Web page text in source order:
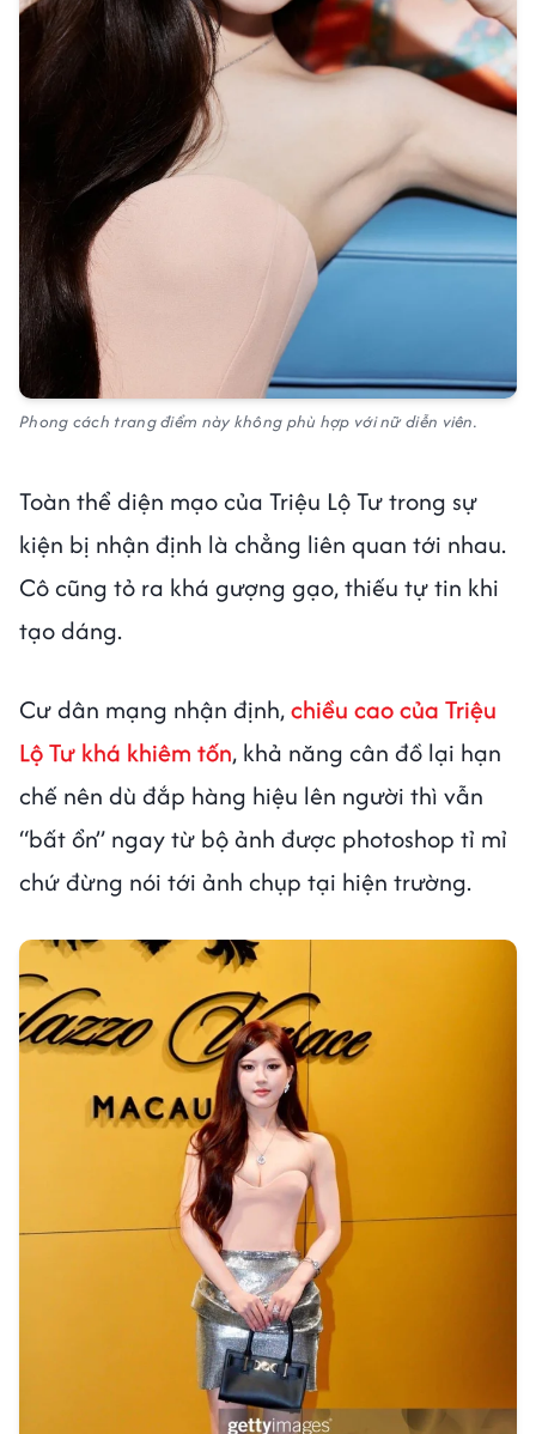
Phong cách trang điểm này không phù hợp với nữ diễn viên.
Toàn thể diện mạo của Triệu Lộ Tư trong sự
kiện bị nhận định là chẳng liên quan tới nhau.
Cô cũng tỏ ra khá gượng gạo, thiếu tự tin khi
tạo dáng.
Cư dân mạng nhận định,chiều cao của Triệu
Lộ Tư khá khiêm tốn, khả năng cân đồ lại hạn
chế nên dù đắp hàng hiệu lên người thì vẫn
“bất ổn” ngay từ bộ ảnh được photoshop tỉ mỉ
chứ đừng nói tới ảnh chụp tại hiện trường.